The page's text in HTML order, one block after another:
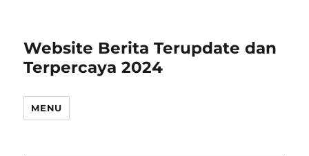
Website Berita Terupdate dan
Terpercaya 2024
MENU